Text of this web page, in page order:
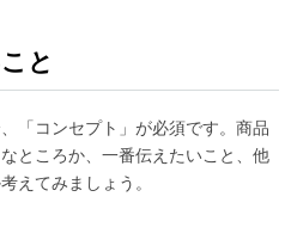
と
「コンセプト」が必須です。商品
ところか、一番伝えたいこと、他
えてみましょう。